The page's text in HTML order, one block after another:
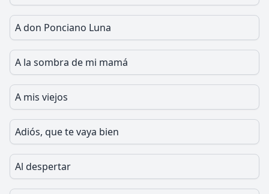
A don Ponciano Luna
A la sombra de mi mamá
A mis viejos
Adiós, que te vaya bien
Al despertar